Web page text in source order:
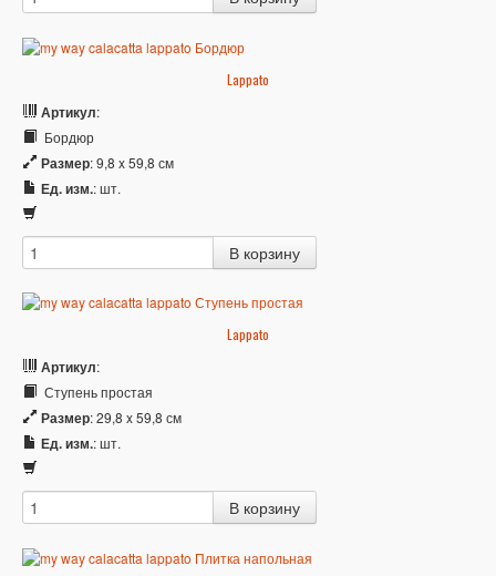
Lappato
Артикул:
Бордюр
Размер: 9,8 x 59,8 см
Ед. изм.: шт.
Lappato
Артикул:
Ступень простая
Размер: 29,8 x 59,8 см
Ед. изм.: шт.